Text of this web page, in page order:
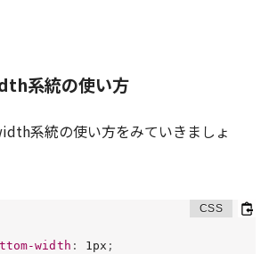
系統の使い方
系統の使い方をみていきましょ
width : 1px ;